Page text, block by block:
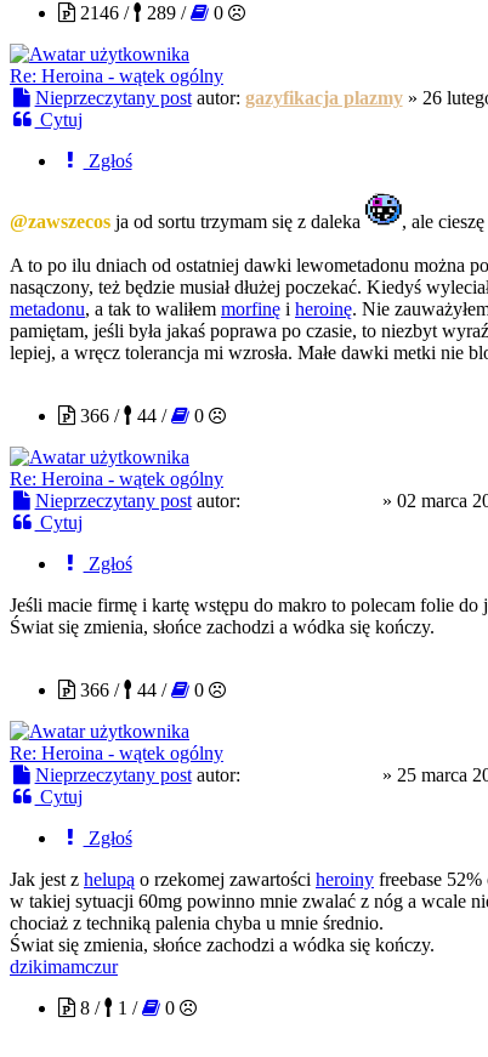
2146 /
289 / 0
Re: Heroina - wątek ogólny
Nieprzeczytany post autor: gazyfikacja plazmy» 26
Cytuj
Zgłoś
@zawszecos ja od sortu trzymam się z daleka , ale
A to po ilu dniach od ostatniej dawki lewometadonu można
nasączony, też będzie musiał dłużej poczekać. Kiedyś
metadonu, a tak to waliłem morfinę i heroinę. Nie
pamiętam, jeśli była jakaś poprawa po czasie, to niezbyt
lepiej, a wręcz tolerancja mi wzrosła. Małe dawki metki nie
366 /
44 / 0
Re: Heroina - wątek ogólny
Nieprzeczytany post autor: » 02 marca
Cytuj
Zgłoś
Jeśli macie firmę i kartę wstępu do makro to polecam folie
Świat się zmienia, słońce zachodzi a wódka się kończy.
366 /
44 / 0
Re: Heroina - wątek ogólny
Nieprzeczytany post autor: » 25 marca
Cytuj
Zgłoś
Jak jest z helupą o rzekomej zawartości heroiny freebase
w takiej sytuacji 60mg powinno mnie zwalać z nóg a wcale
chociaż z techniką palenia chyba u mnie średnio.
Świat się zmienia, słońce zachodzi a wódka się kończy.
dzikimamczur
8 /
1 / 0